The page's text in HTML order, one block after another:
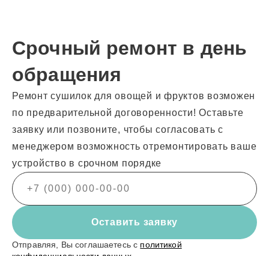
Срочный ремонт в день
обращения
Ремонт сушилок для овощей и фруктов возможен
по предварительной договоренности! Оставьте
заявку или позвоните, чтобы согласовать с
менеджером возможность отремонтировать ваше
устройство в срочном порядке
Оставить заявку
Отправляя, Вы соглашаетесь с политикой